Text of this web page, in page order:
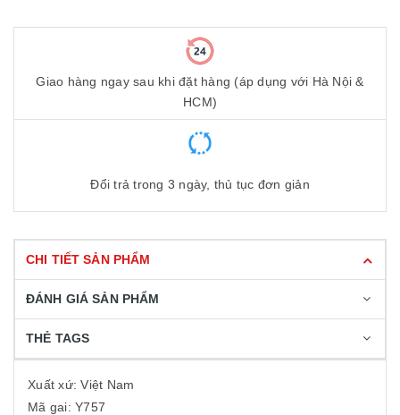
Giao hàng ngay sau khi đặt hàng (áp dụng với Hà Nội &
HCM)
Đổi trả trong 3 ngày, thủ tục đơn giản
CHI TIẾT SẢN PHẨM
ĐÁNH GIÁ SẢN PHẨM
THẺ TAGS
Xuất xứ: Việt Nam
Mã gai: Y757